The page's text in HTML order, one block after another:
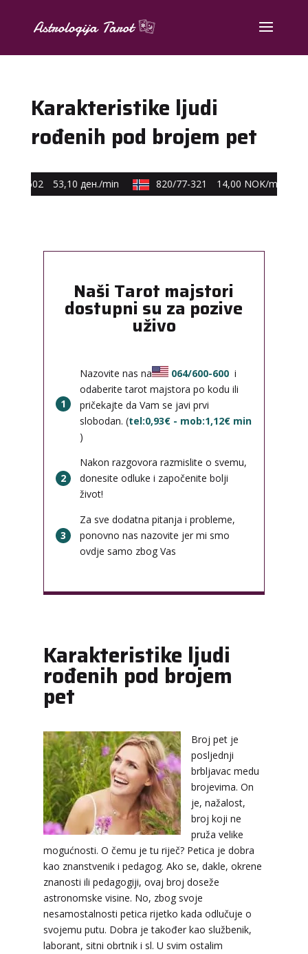
Karakteristike ljudi
rođenih pod brojem pet
53,10 ден./min 820/77-321 14,00 NOK/min
Naši Tarot majstori
dostupni su za pozive
uživo
1
Nazovite nas na 064/600-600 i
odaberite tarot majstora po kodu ili
pričekajte da Vam se javi prvi
slobodan. (tel:0,93€ - mob:1,12€ min
)
2
Nakon razgovora razmislite o svemu,
donesite odluke i započenite bolji
život!
3
Za sve dodatna pitanja i probleme,
ponovno nas nazovite jer mi smo
ovdje samo zbog Vas
Karakteristike ljudi
rođenih pod brojem
pet
Broj pet je
posljednji
brbljavac medu
brojevima. On
je, nažalost,
broj koji ne
pruža velike
mogućnosti. O čemu je tu riječ? Petica je dobra
kao znanstvenik i pedagog. Ako se, dakle, okrene
znanosti ili pedagogiji, ovaj broj doseže
astronomske visine. No, zbog svoje
nesamostalnosti petica rijetko kada odlučuje o
svojemu putu. Dobra je također kao službenik,
laborant, sitni obrtnik i sl. U svim ostalim